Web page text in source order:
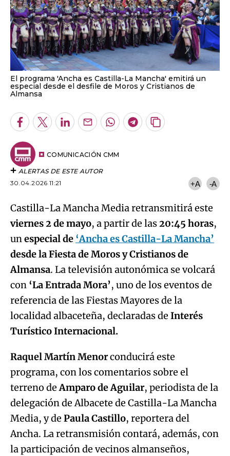
El programa 'Ancha es Castilla-La Mancha' emitirá un
especial desde el desfile de Moros y Cristianos de
Almansa
Facebook
TwitterLinkedInEnviarWhatsapp
Telegram
Copiar
COMUNICACIÓN CMM
ALERTAS DE ESTE AUTOR
30.04.2026 11:21
+A -A
Castilla-La Mancha Media retransmitirá este
viernes 2 de mayo, a partir de las20:45 horas,
unespecial de ‘Ancha es Castilla-La Mancha’
desde la Fiesta de Moros y Cristianos de
Almansa. La televisión autonómica se volcará
con ‘La Entrada Mora’, uno de los eventos de
referencia de las Fiestas Mayores de la
localidad albaceteña, declaradas de Interés
Turístico Internacional.
Raquel Martín Menorconducirá este
programa, con los comentarios sobre el
terreno deAmparo de Aguilar, periodista de la
delegación de Albacete de Castilla-La Mancha
Media, y de Paula Castillo, reportera del
Ancha. La retransmisión contará, además, con
la participación de vecinos almanseños,